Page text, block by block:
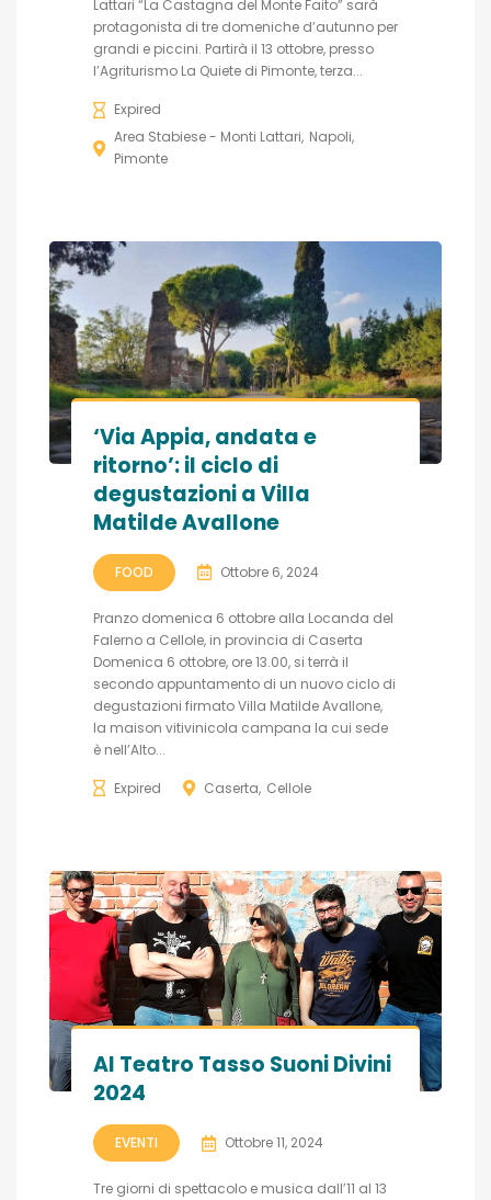
Lattari “La Castagna del Monte Faito” sarà
protagonista di tre domeniche d’autunno per
grandi e piccini. Partirà il 13 ottobre, presso
l’Agriturismo La Quiete di Pimonte, terza...
Expired
Area Stabiese - Monti Lattari Napoli
Pimonte
‘Via Appia, andata e
ritorno’: il ciclo di
degustazioni a Villa
Matilde Avallone
FOOD Ottobre 6, 2024
Pranzo domenica 6 ottobre alla Locanda del
Falerno a Cellole, in provincia di Caserta
Domenica 6 ottobre, ore 13.00, si terrà il
secondo appuntamento di un nuovo ciclo di
degustazioni firmato Villa Matilde Avallone,
la maison vitivinicola campana la cui sede
è nell’Alto...
Expired Caserta Cellole
Al Teatro Tasso Suoni Divini
2024
EVENTI Ottobre 11, 2024
Tre giorni di spettacolo e musica dall’11 al 13